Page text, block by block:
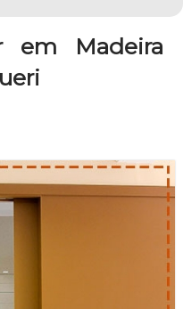
em Madeira